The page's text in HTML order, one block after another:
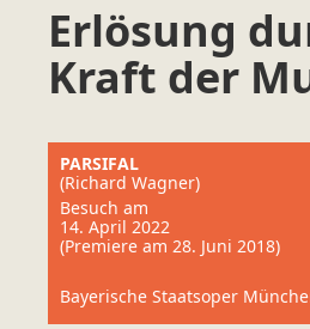
Erlösung
Kraft der
PARSIFAL
(Richard Wagner)
Besuch am
14. April 2022
(Premiere am 28. Juni 2018)
Bayerische Staatsoper